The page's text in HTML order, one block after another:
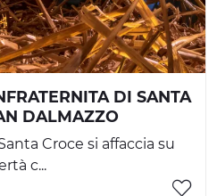
DI SANTA
DALMAZZO
Croce si affaccia su
c...